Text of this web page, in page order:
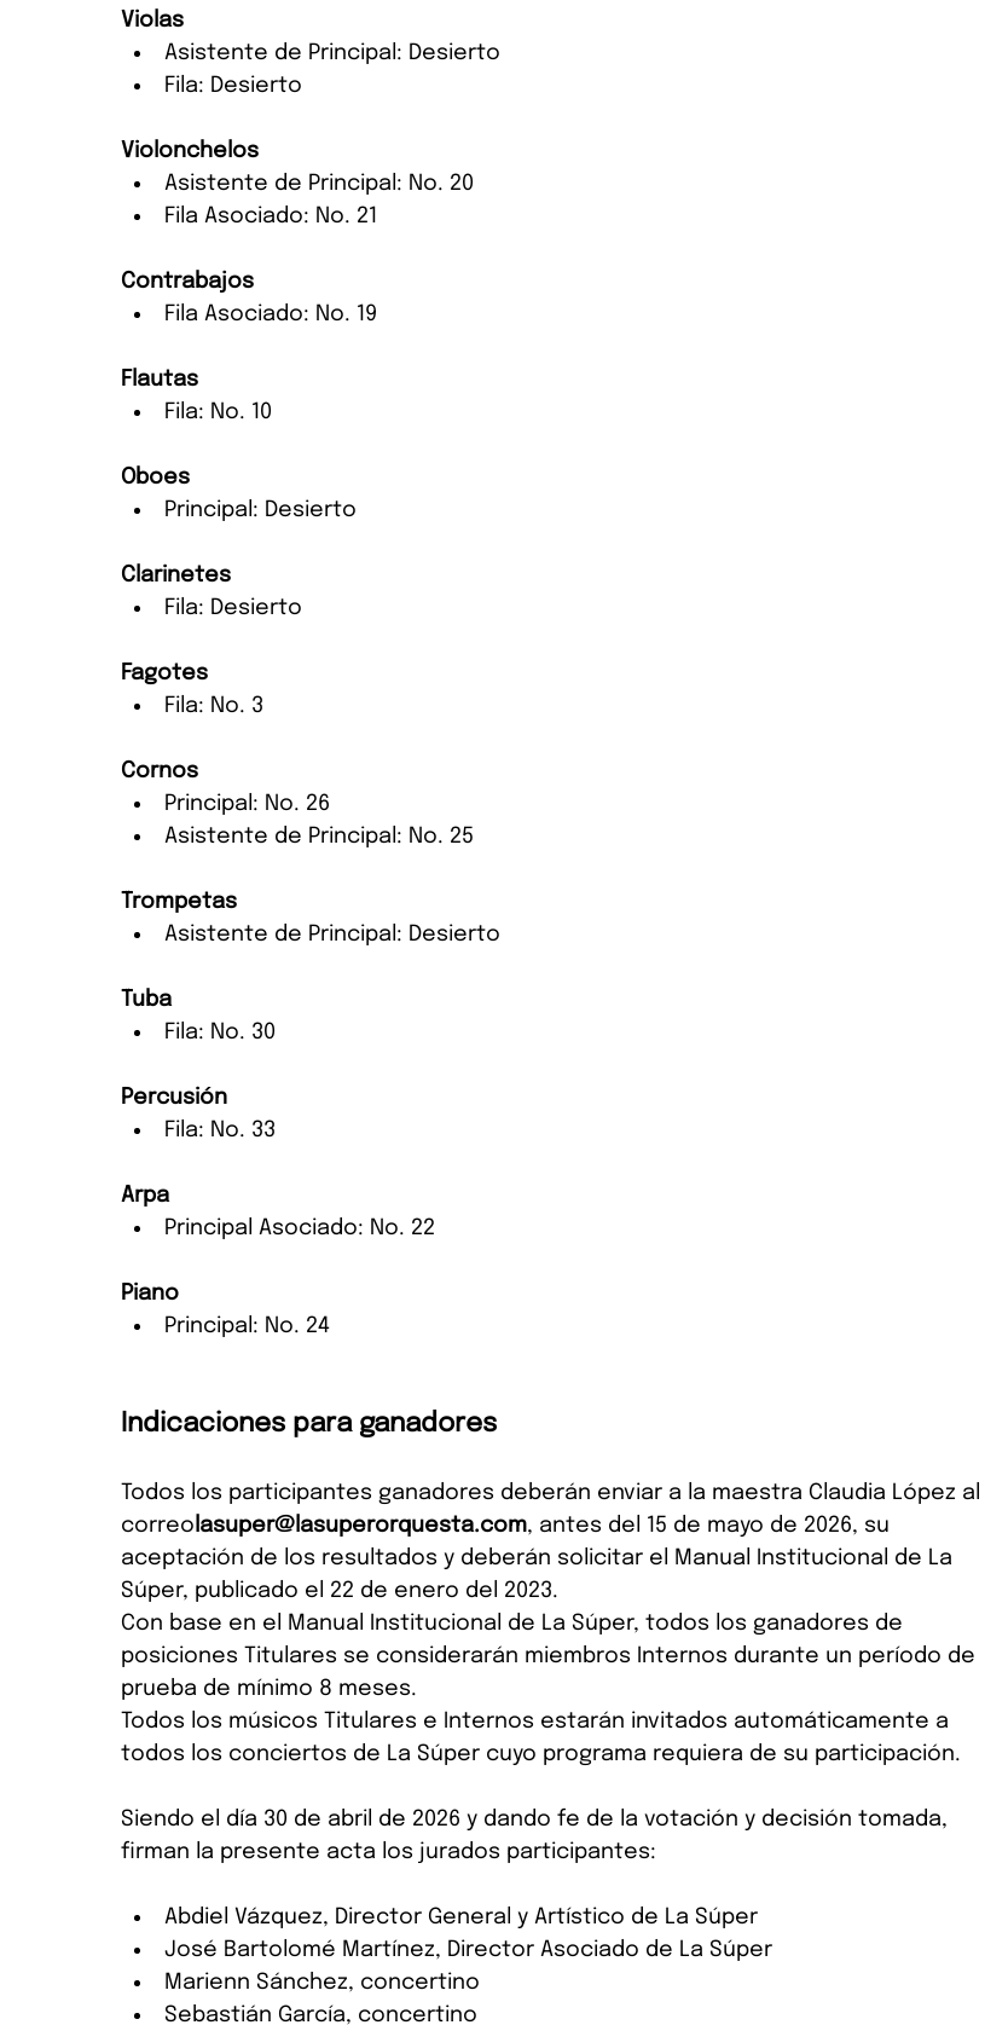
Violas
Asistente de Principal: Desierto
Fila: Desierto
Violonchelos
Asistente de Principal: No. 20
Fila Asociado: No. 21
Contrabajos
Fila Asociado: No. 19
Flautas
Fila: No. 10
Oboes
Principal: Desierto
Clarinetes
Fila: Desierto
Fagotes
Fila: No. 3
Cornos
Principal: No. 26
Asistente de Principal: No. 25
Trompetas
Asistente de Principal: Desierto
Tuba
Fila: No. 30
Percusión
Fila: No. 33
Arpa
Principal Asociado: No. 22
Piano
Principal: No. 24
Indicaciones para ganadores
Todos los participantes ganadores deberán enviar a la maestra Claudia López al
correo lasuper@lasuperorquesta.com, antes del 15 de mayo de 2026, su
aceptación de los resultados y deberán solicitar el Manual Institucional de La
Súper, publicado el 22 de enero del 2023.
Con base en el Manual Institucional de La Súper, todos los ganadores de
posiciones Titulares se considerarán miembros Internos durante un período de
prueba de mínimo 8 meses.
Todos los músicos Titulares e Internos estarán invitados automáticamente a
todos los conciertos de La Súper cuyo programa requiera de su participación.
Siendo el día 30 de abril de 2026 y dando fe de la votación y decisión tomada,
firman la presente acta los jurados participantes:
Abdiel Vázquez, Director General y Artístico de La Súper
José Bartolomé Martínez, Director Asociado de La Súper
Marienn Sánchez, concertino
Sebastián García, concertino